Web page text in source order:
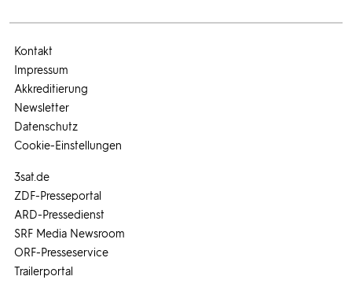
3sat.de
ZDF-Presseportal
ARD-Pressedienst
SRF Media Newsroom
ORF-Presseservice
Trailerportal
Kontakt
Impressum
Akkreditierung
Newsletter
Datenschutz
Cookie-Einstellungen